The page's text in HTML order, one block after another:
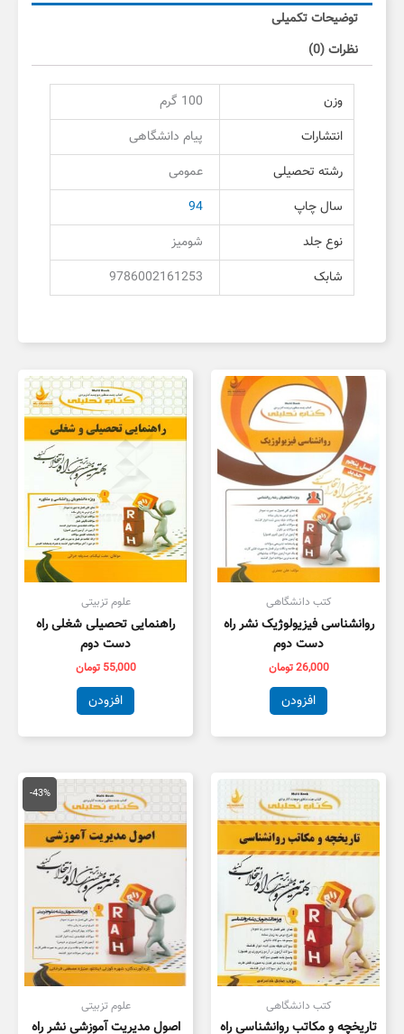
توضیحات تکمیلی
نظرات (0)
وزن
100 گرم
انتشارات
پیام دانشگاهی
رشته تحصیلی
عمومی
سال چاپ
94
نوع جلد
شومیز
شابک
9786002161253
کتب دانشگاهی
روانشناسی فیزیولوژیک نشر راه
دست دوم
26,000تومان
افزودن
علوم تزبیتی
راهنمایی تحصیلی شغلی راه
دست دوم
55,000 تومان
افزودن
کتب دانشگاهی
تاریخچه و مکاتب روانشناسی راه
-43%
علوم تزبیتی
اصول مدیریت آموزشی نشر راه
قیمت
اصلی
150,000 تومان
بود.
قیمت
فعلی
است.